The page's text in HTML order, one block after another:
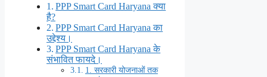
PPP Smart Card Haryana क्या
है?
PPP Smart Card Haryana का
उद्देश्य।
PPP Smart Card Haryana के
संभावित फायदे।
1. सरकारी योजनाओं तक